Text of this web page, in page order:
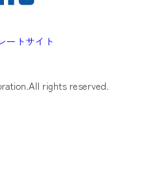
ートサイト
rights reserved.